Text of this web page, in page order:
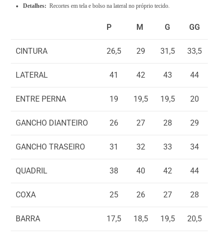
0
0
Detalhes: Recortes em tela e bolso na lateral no próprio tecido.
P M G GG
CINTURA 26,5 29 31,5 33,5
LATERAL 41 42 43 44
ENTRE PERNA 19 19,5 19,5 20
GANCHO DIANTEIRO 26 27 28 29
GANCHO TRASEIRO 31 32 33 34
QUADRIL 38 40 42 44
COXA 25 26 27 28
BARRA 17,5 18,5 19,5 20,5